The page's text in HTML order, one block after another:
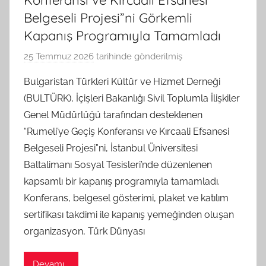
Belgeseli Projesi”ni Görkemli
Kapanış Programıyla Tamamladı
25 Temmuz 2026 tarihinde gönderilmiş
S
A
M
t
a
r
a
f
ı
Bulgaristan Türkleri Kültür ve Hizmet Derneği
(BULTÜRK), İçişleri Bakanlığı Sivil Toplumla İlişkiler
Genel Müdürlüğü tarafından desteklenen
“Rumeli’ye Geçiş Konferansı ve Kırcaali Efsanesi
Belgeseli Projesi”ni, İstanbul Üniversitesi
Baltalimanı Sosyal Tesisleri’nde düzenlenen
kapsamlı bir kapanış programıyla tamamladı.
Konferans, belgesel gösterimi, plaket ve katılım
sertifikası takdimi ile kapanış yemeğinden oluşan
organizasyon, Türk Dünyası